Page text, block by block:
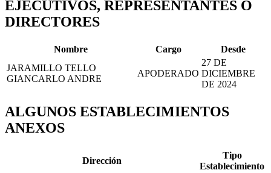
EJECUTIVOS, REPRESENTANTES O
DIRECTORES
Nombre Cargo
Desde
JARAMILLO TELLO
GIANCARLO ANDRE
APODERADO
27 DE
DICIEMBRE
DE 2024
ALGUNOS ESTABLECIMIENTOS
ANEXOS
Dirección
Tipo
Establecimiento